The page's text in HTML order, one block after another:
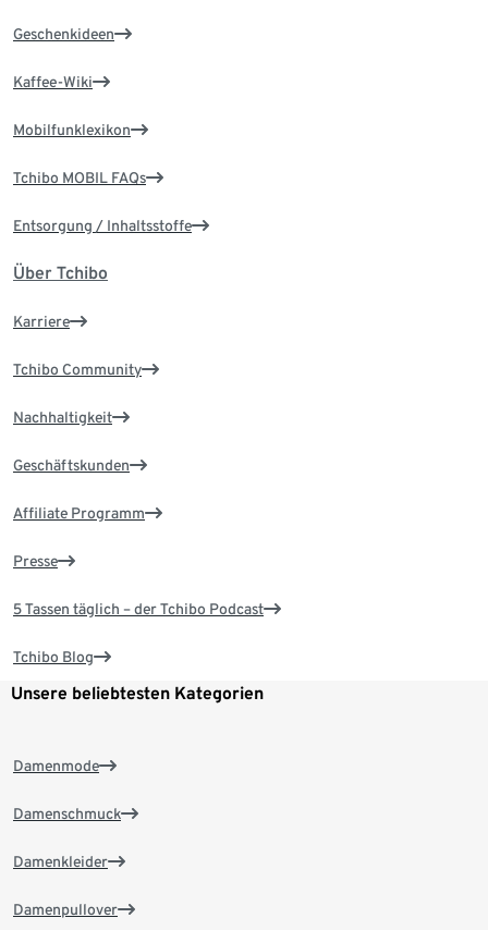
Geschenkideen
Kaffee-Wiki
Mobilfunklexikon
Tchibo MOBIL FAQs
Entsorgung / Inhaltsstoffe
Über Tchibo
Karriere
Tchibo Community
Nachhaltigkeit
Geschäftskunden
Affiliate Programm
Presse
5 Tassen täglich – der Tchibo Podcast
Tchibo Blog
Unsere beliebtesten Kategorien
Damenmode
Damenschmuck
Damenkleider
Damenpullover